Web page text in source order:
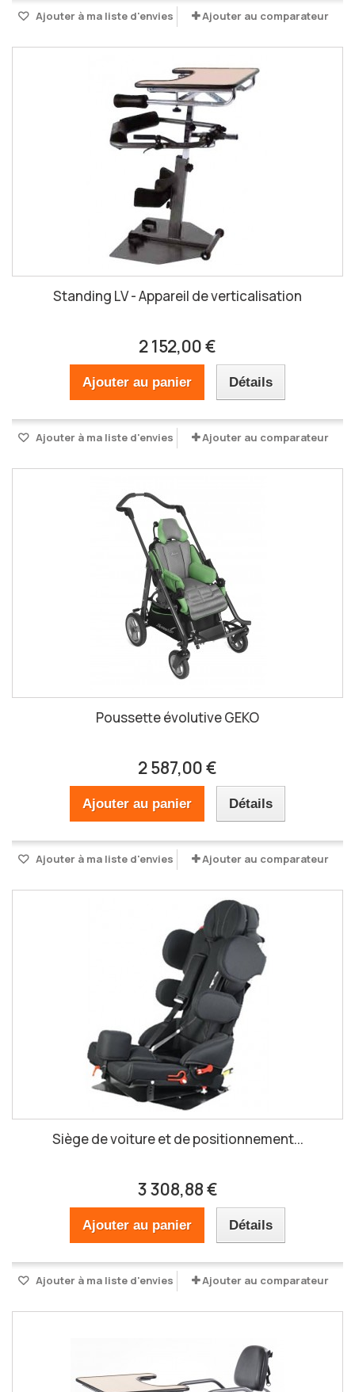
Ajouter à ma liste d'envies Ajouter au comparateur
Standing LV - Appareil de verticalisation
2 152,00 €
Ajouter au panier Détails
Ajouter à ma liste d'envies Ajouter au comparateur
Poussette évolutive GEKO
2 587,00 €
Ajouter au panier Détails
Ajouter à ma liste d'envies Ajouter au comparateur
Siège de voiture et de positionnement...
3 308,88 €
Ajouter au panier Détails
Ajouter à ma liste d'envies Ajouter au comparateur